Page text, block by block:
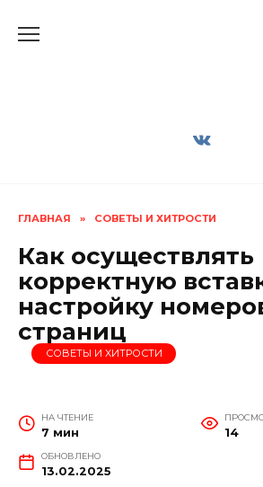
ГЛАВНАЯ » СОВЕТЫ И ХИТРОСТИ
Как осуществлять
корректную
настройку
страниц
СОВЕТЫ И ХИТРОСТИ
НА ЧТЕНИЕ
7 мин 14
ОБНОВЛЕНО
13.02.2025